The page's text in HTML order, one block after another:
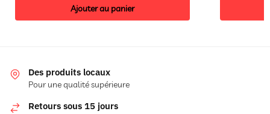
Ajouter au panier
Des produits locaux
Pour une qualité supérieure
Retours sous 15 jours